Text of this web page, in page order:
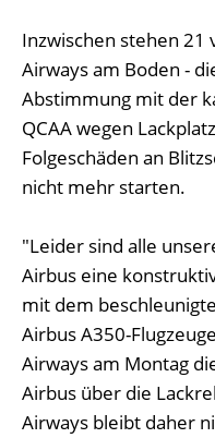
Inzwischen stehen 21
Airways am Boden -
Abstimmung mit der
QCAA wegen
Folgeschäden an
nicht mehr starten.
"Leider sind alle
Airbus eine
mit dem
Airbus A350-
Airways am Montag
Airbus über die
Airways bleibt daher